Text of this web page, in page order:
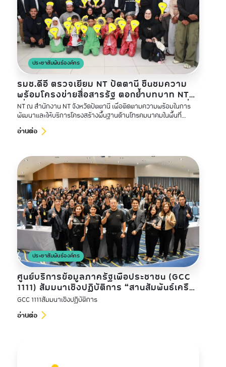
ประชาสัมพันธ์องค์กร
รมช.ดีอี ตรวจเยี่ยม NT ปัตตานี ชื่นชมความ
พร้อมโครงข่ายสื่อสารรัฐ ตอกย้ำบทบาท NT
เชื่อมโยงชายแดนใต้สู่เศรษฐกิจดิจิทัลอย่างทั่ว
ถึง
NT ณ สำนักงาน NT จังหวัดปัตตานี เพื่อติดตามความพร้อมในการ
พัฒนาและให้บริการโครงสร้างพื้นฐานด้านโทรคมนาคมในพื้นที่
ชายแดนภาคใต้
อ่านต่อ
ประชาสัมพันธ์องค์กร
ศูนย์บริการข้อมูลภาครัฐเพื่อประชาชน (GCC
1111) สัมมนาเชิงปฏิบัติการ “สานสัมพันธ์เครือ
ข่ายภาครัฐ GCC 1111 ประจำปี 2569”
GCC 1111สัมมนาเชิงปฏิบัติการ
อ่านต่อ